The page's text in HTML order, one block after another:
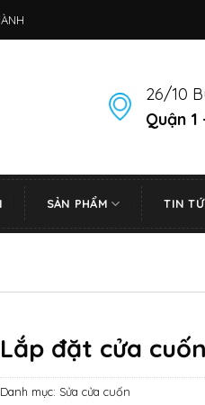
26/10
Quận 1
SẢN PHẨM TIN
Lắp đặt cửa
Danh mục: Sửa cửa cuốn